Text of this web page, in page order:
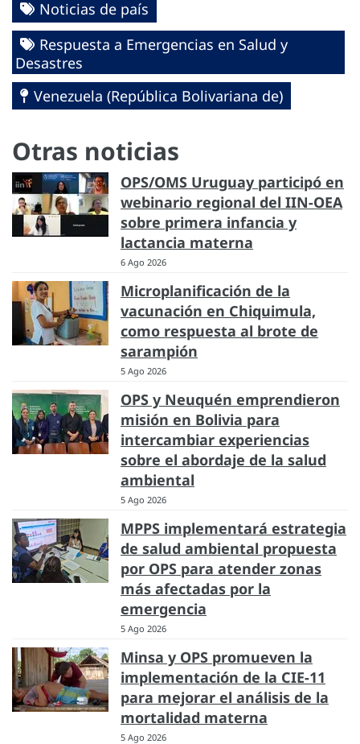
Noticias de país
Respuesta a Emergencias en Salud y
Desastres
Venezuela (República Bolivariana de)
Otras noticias
OPS/OMS Uruguay participó en
webinario regional del IIN-OEA
sobre primera infancia y
lactancia materna
6 Ago 2026
Microplanificación de la
vacunación en Chiquimula,
como respuesta al brote de
sarampión
5 Ago 2026
OPS y Neuquén emprendieron
misión en Bolivia para
intercambiar experiencias
sobre el abordaje de la salud
ambiental
5 Ago 2026
MPPS implementará estrategia
de salud ambiental propuesta
por OPS para atender zonas
más afectadas por la
emergencia
5 Ago 2026
Minsa y OPS promueven la
implementación de la CIE-11
para mejorar el análisis de la
mortalidad materna
5 Ago 2026